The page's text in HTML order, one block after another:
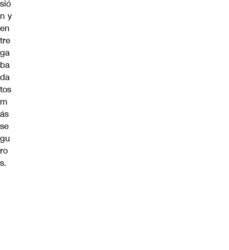
sió
n y
en
tre
ga
ba
da
tos
m
ás
se
gu
ro
s.